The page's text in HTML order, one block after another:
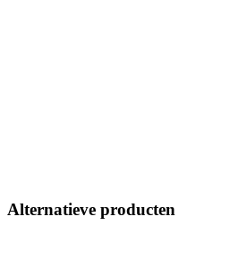
Alternatieve producten